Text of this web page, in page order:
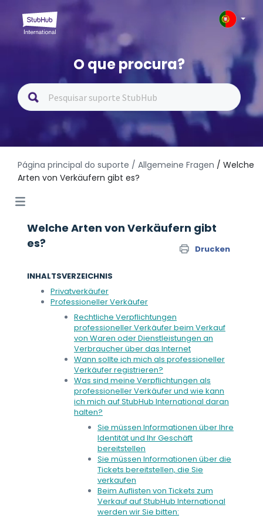
O que procura?
Página principal do suporte / Allgemeine Fragen / Welche
Arten von Verkäufern gibt es?
Welche Arten von Verkäufern gibt
es?
Drucken
INHALTSVERZEICHNIS
Privatverkäufer
Professioneller Verkäufer
Rechtliche Verpflichtungen
professioneller Verkäufer beim Verkauf
von Waren oder Dienstleistungen an
Verbraucher über das Internet
Wann sollte ich mich als professioneller
Verkäufer registrieren?
Was sind meine Verpflichtungen als
professioneller Verkäufer und wie kann
ich mich auf StubHub International daran
halten?
Sie müssen Informationen über Ihre
Identität und Ihr Geschäft
bereitstellen
Sie müssen Informationen über die
Tickets bereitstellen, die Sie
verkaufen
Beim Auflisten von Tickets zum
Verkauf auf StubHub International
werden wir Sie bitten: